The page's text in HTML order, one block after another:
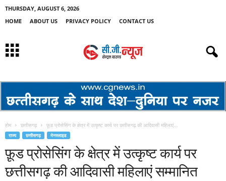
THURSDAY, AUGUST 6, 2026
HOME
ABOUT US PRIVACY POLICY CONTACT US
होम छत्तीसगढ़ फ़ूड प्रोसेसिंग के क्षेत्र में उत्कृष्ट कार्य पर छत्तीसगढ़ की आदिवासी महिलाएं...
राज्य छत्तीसगढ़ मेनस्लाइड
फ़ूड प्रोसेसिंग के क्षेत्र में उत्कृष्ट कार्य पर
छत्तीसगढ़ की आदिवासी महिलाएं सम्मानित